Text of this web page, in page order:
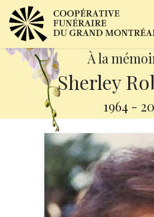
À la
Sherley
1964 -